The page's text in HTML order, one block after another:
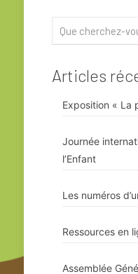
Articles
Exposition « La
Journée
l’Enfant
Les numéros
Ressources en
Assemblée